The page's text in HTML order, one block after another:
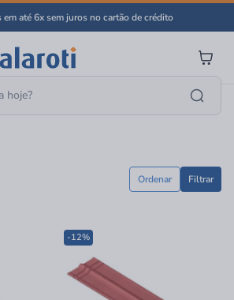
até 6x sem juros no cartão de crédito
Filtrar
Ordenar
-12%